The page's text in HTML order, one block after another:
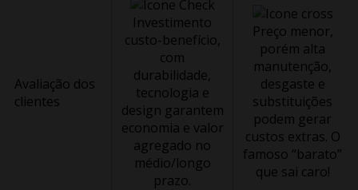
Avaliação dos
clientes
Investimento
custo-benefício,
com
durabilidade,
tecnologia e
design garantem
economia e valor
agregado no
médio/longo
prazo.
Preço menor,
porém alta
manutenção,
desgaste e
substituições
podem gerar
custos extras. O
famoso “barato”
que sai caro!